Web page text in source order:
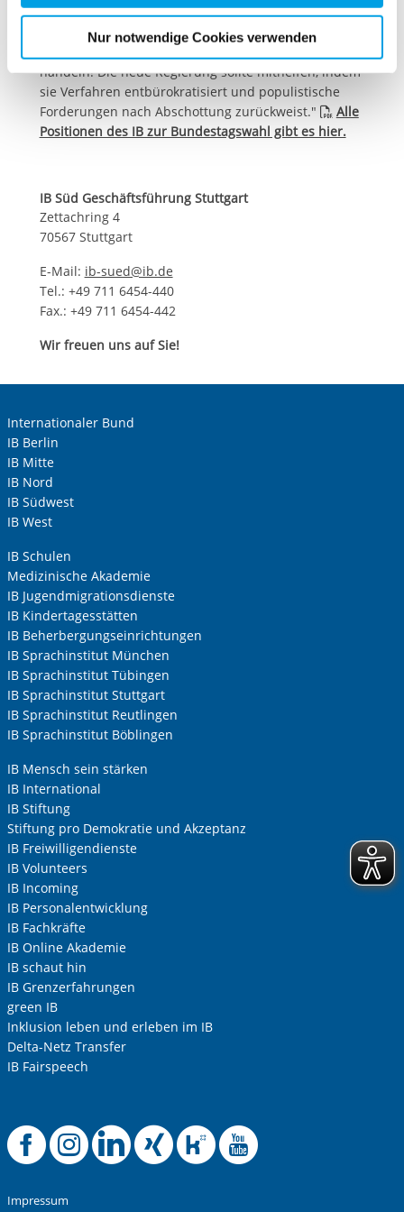
für die Zukunft widerrufen. Bitte beachten Sie: Ihre
Cookies, die erforderlich zur Bereitstellung der von Ihnen
aufgerufenen und somit gewünschten Website-
Funktionen sind. Diese Cookies setzen wir aufgrund
berechtigter Interessen und daher unabhängig von einer
Einwilligung.
Nur notwendige Cookies verwenden
gesellschaftliche Teilhabe und berufliche
Entwicklung zu geben. Wichtig: Es muss sich um eine
handeln! Die neue Regierung sollte mithelfen, indem
sie Verfahren entbürokratisiert und populistische
Forderungen nach Abschottung zurückweist."
Alle
Positionen des IB zur Bundestagswahl gibt es hier.
IB Süd Geschäftsführung Stuttgart
Zettachring 4
70567 Stuttgart
E-Mail: ib-sued@ib.de
Tel.: +49 711 6454-440
Fax.: +49 711 6454-442
Wir freuen uns auf Sie!
Internationaler Bund
IB Berlin
IB Mitte
IB Nord
IB Südwest
IB West
IB Schulen
Medizinische Akademie
IB Jugendmigrationsdienste
IB Kindertagesstätten
IB Beherbergungseinrichtungen
IB Sprachinstitut München
IB Sprachinstitut Tübingen
IB Sprachinstitut Stuttgart
IB Sprachinstitut Reutlingen
IB Sprachinstitut Böblingen
IB Mensch sein stärken
IB International
IB Stiftung
Stiftung pro Demokratie und Akzeptanz
IB Freiwilligendienste
IB Volunteers
IB Incoming
IB Personalentwicklung
IB Fachkräfte
IB Online Akademie
IB schaut hin
IB Grenzerfahrungen
green IB
Inklusion leben und erleben im IB
Delta-Netz Transfer
IB Fairspeech
Offizielle
Offizielle
Offizielle
Offizielle
Offizielle
Impressum